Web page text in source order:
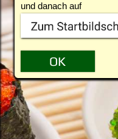
und danach auf